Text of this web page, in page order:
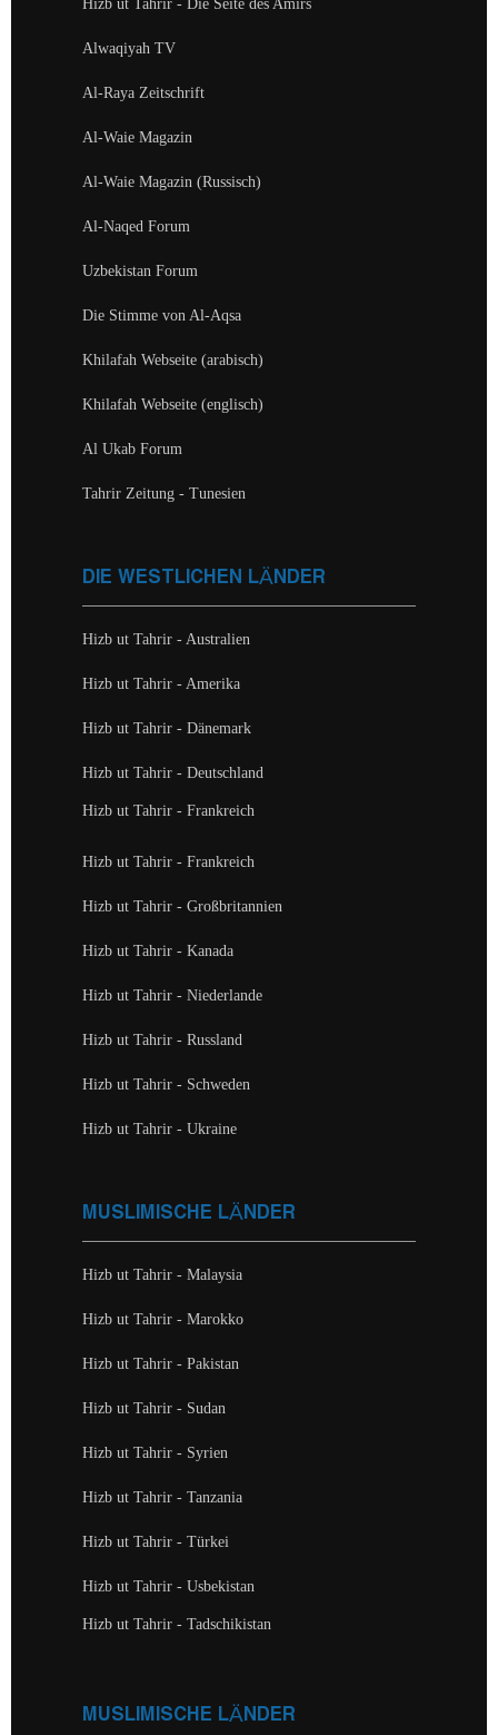
Hizb ut Tahrir - Die Seite des Amirs
Alwaqiyah TV
Al-Raya Zeitschrift
Al-Waie Magazin
Al-Waie Magazin (Russisch)
Al-Naqed Forum
Uzbekistan Forum
Die Stimme von Al-Aqsa
Khilafah Webseite (arabisch)
Khilafah Webseite (englisch)
Al Ukab Forum
Tahrir Zeitung - Tunesien
DIE WESTLICHEN LÄNDER
Hizb ut Tahrir - Australien
Hizb ut Tahrir - Amerika
Hizb ut Tahrir - Dänemark
Hizb ut Tahrir - Deutschland
Hizb ut Tahrir - Frankreich
Hizb ut Tahrir - Frankreich
Hizb ut Tahrir - Großbritannien
Hizb ut Tahrir - Kanada
Hizb ut Tahrir - Niederlande
Hizb ut Tahrir - Russland
Hizb ut Tahrir - Schweden
Hizb ut Tahrir - Ukraine
MUSLIMISCHE LÄNDER
Hizb ut Tahrir - Malaysia
Hizb ut Tahrir - Marokko
Hizb ut Tahrir - Pakistan
Hizb ut Tahrir - Sudan
Hizb ut Tahrir - Syrien
Hizb ut Tahrir - Tanzania
Hizb ut Tahrir - Türkei
Hizb ut Tahrir - Usbekistan
Hizb ut Tahrir - Tadschikistan
MUSLIMISCHE LÄNDER